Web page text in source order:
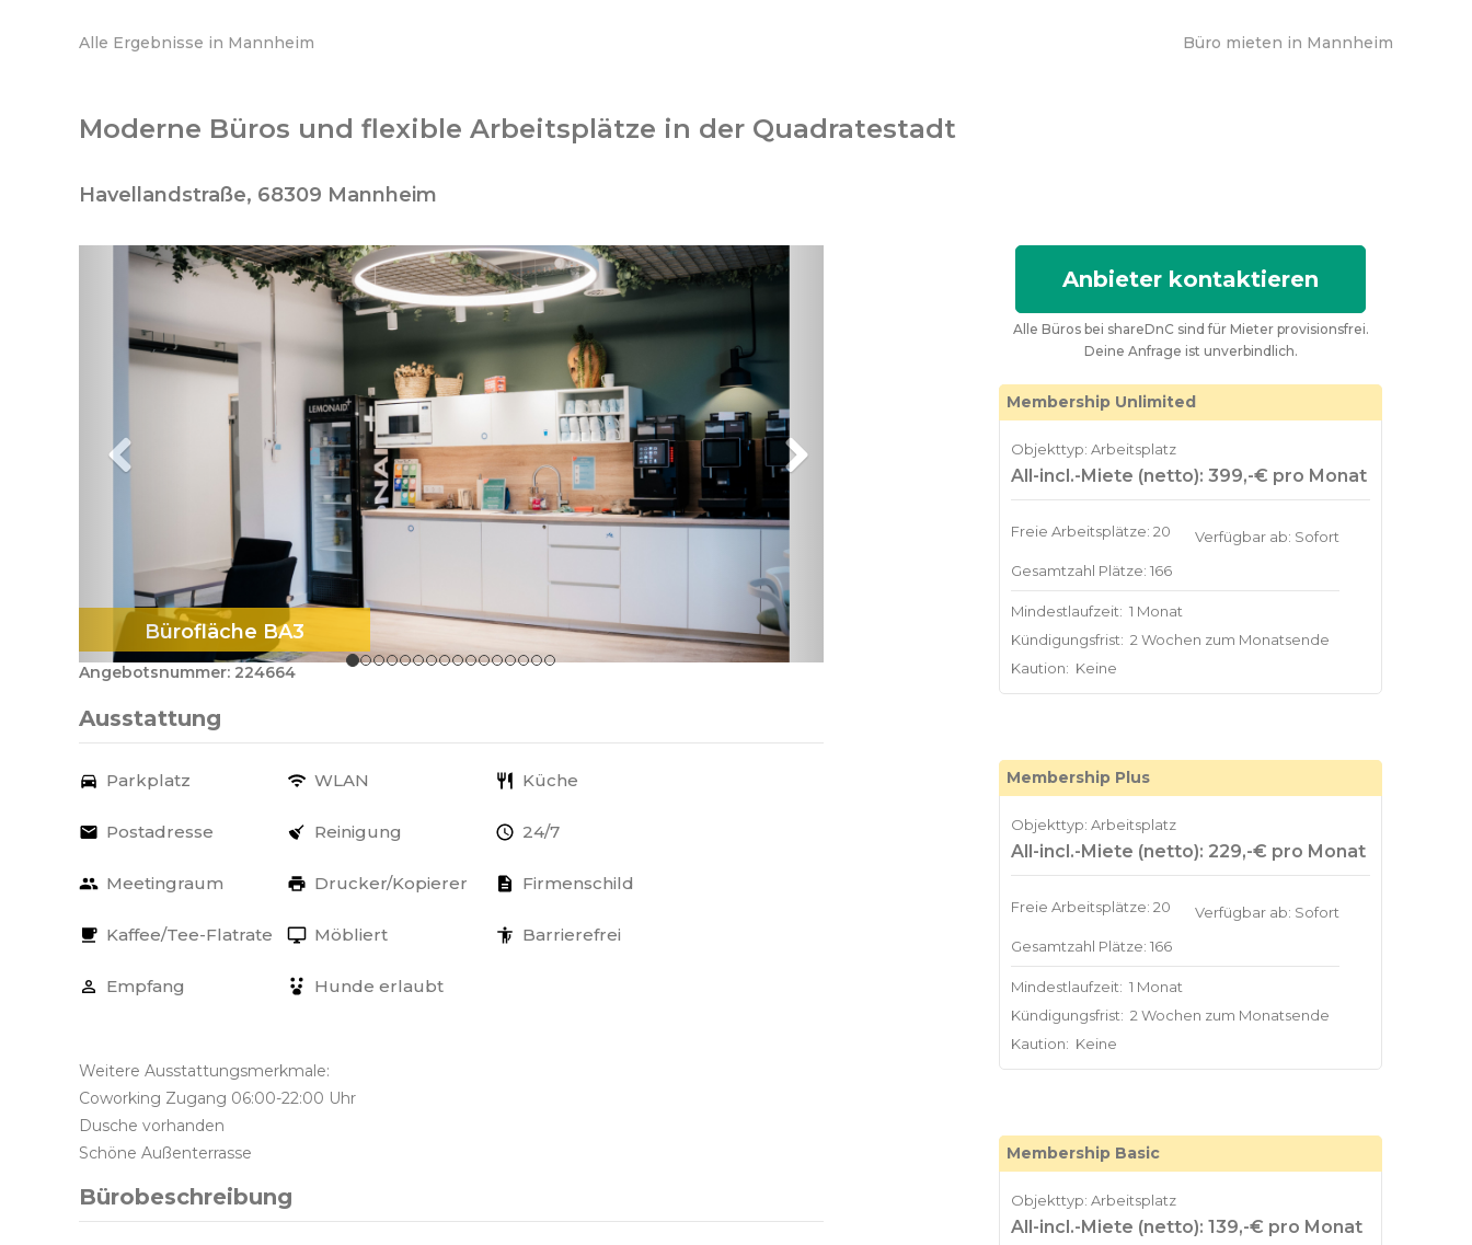
Alle Ergebnisse in Mannheim Büro mieten in Mannheim
Moderne Büros und flexible Arbeitsplätze in der Quadratestadt
Havellandstraße, 68309 Mannheim
Bürofläche BA3
Angebotsnummer: 224664
Ausstattung
Parkplatz WLAN Küche
Postadresse Reinigung 24/7
Meetingraum Drucker/Kopierer Firmenschild
Kaffee/Tee-Flatrate Möbliert Barrierefrei
Empfang Hunde erlaubt
Weitere Ausstattungsmerkmale:
Coworking Zugang 06:00-22:00 Uhr
Dusche vorhanden
Schöne Außenterrasse
Bürobeschreibung
Anbieter kontaktieren
Alle Büros bei shareDnC sind für Mieter provisionsfrei.
Deine Anfrage ist unverbindlich.
Membership Unlimited
Objekttyp: Arbeitsplatz
All-incl.-Miete (netto): 399,-€ pro Monat
Freie Arbeitsplätze: 20
Gesamtzahl Plätze: 166
Verfügbar ab: Sofort
Mindestlaufzeit: 1 Monat
Kündigungsfrist: 2 Wochen zum Monatsende
Kaution: Keine
Membership Plus
Objekttyp: Arbeitsplatz
All-incl.-Miete (netto): 229,-€ pro Monat
Freie Arbeitsplätze: 20
Gesamtzahl Plätze: 166
Verfügbar ab: Sofort
Mindestlaufzeit: 1 Monat
Kündigungsfrist: 2 Wochen zum Monatsende
Kaution: Keine
Membership Basic
Objekttyp: Arbeitsplatz
All-incl.-Miete (netto): 139,-€ pro Monat